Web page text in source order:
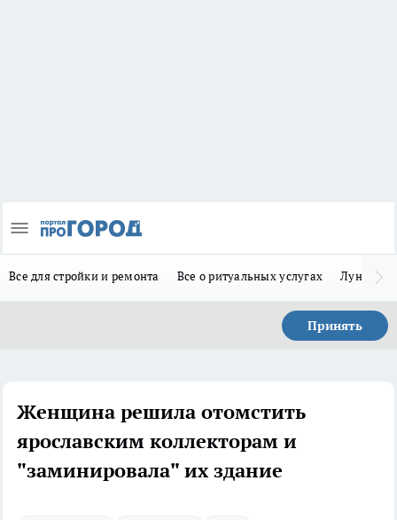
Все для стройки и ремонта Все о ритуальных услугах Лунно-
Принять
Женщина решила отомстить
ярославским коллекторам и
"заминировала" их здание